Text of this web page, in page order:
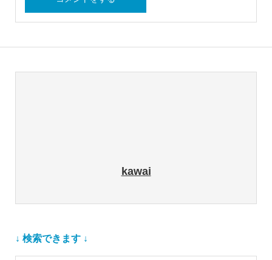
kawai
↓ 検索できます ↓